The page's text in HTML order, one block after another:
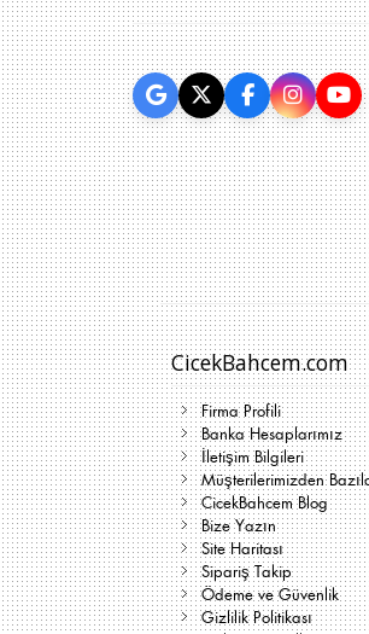
CicekBahcem.com
Firma Profili
Banka Hesaplarımız
İletişim Bilgileri
Müşterilerimizden
CicekBahcem Blog
Bize Yazın
Site Haritası
Sipariş Takip
Ödeme ve Güvenlik
Gizlilik Politikası